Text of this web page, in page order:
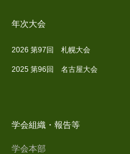
年次大会
2026 第97回 札幌大会
2025 第96回 名古屋大会
学会組織・報告等
学会本部